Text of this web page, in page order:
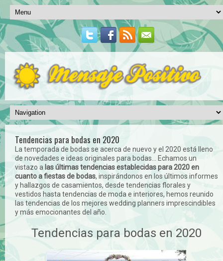
Tendencias para bodas en 2020
La temporada de bodas se acerca de nuevo y el 2020 está lleno
de novedades e ideas originales para bodas... Echamos un
vistazo a las últimas tendencias establecidas para 2020 en
cuanto a fiestas de bodas, inspirándonos en los últimos informes
y hallazgos de casamientos, desde tendencias florales y
vestidos hasta tendencias de moda e interiores, hemos reunido
las tendencias de los mejores wedding planners imprescindibles
y más emocionantes del año.
Tendencias para bodas en 2020